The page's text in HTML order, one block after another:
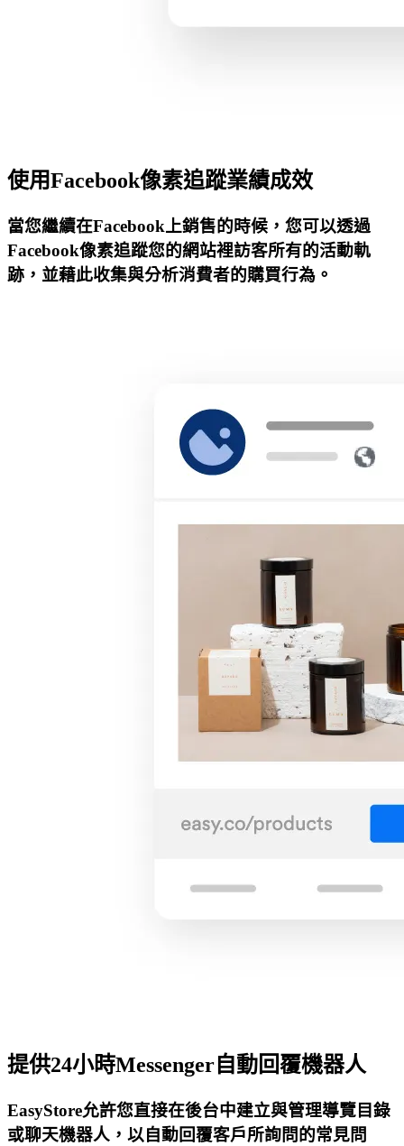
使用Facebook像素追蹤業績成效
當您繼續在Facebook上銷售的時候，您可以透過
Facebook像素追蹤您的網站裡訪客所有的活動軌
跡，並藉此收集與分析消費者的購買行為。
提供24小時Messenger自動回覆機器人
EasyStore允許您直接在後台中建立與管理導覽目錄
或聊天機器人，以自動回覆客戶所詢問的常見問